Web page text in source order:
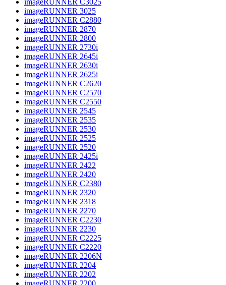
imageRUNNER 3025
imageRUNNER C2880
imageRUNNER 2870
imageRUNNER 2800
imageRUNNER 2730i
imageRUNNER 2645i
imageRUNNER 2630i
imageRUNNER 2625i
imageRUNNER C2620
imageRUNNER C2570
imageRUNNER C2550
imageRUNNER 2545
imageRUNNER 2535
imageRUNNER 2530
imageRUNNER 2525
imageRUNNER 2520
imageRUNNER 2425i
imageRUNNER 2422
imageRUNNER 2420
imageRUNNER C2380
imageRUNNER 2320
imageRUNNER 2318
imageRUNNER 2270
imageRUNNER C2230
imageRUNNER 2230
imageRUNNER C2225
imageRUNNER C2220
imageRUNNER 2206N
imageRUNNER 2204
imageRUNNER 2202
imageRUNNER 2200